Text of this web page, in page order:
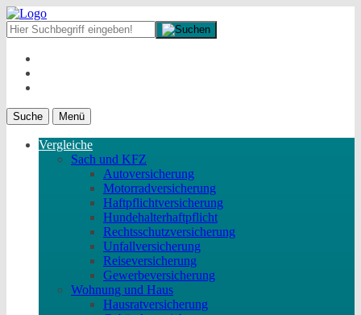
Suche Menü
Vergleiche
Sach und KFZ
Autoversicherung
Motorradversicherung
Haftpflichtversicherung
Hundehalterhaftpflicht
Rechtsschutzversicherung
Unfallversicherung
Reiseversicherung
Gewerbeversicherung
Wohnung und Haus
Hausratversicherung